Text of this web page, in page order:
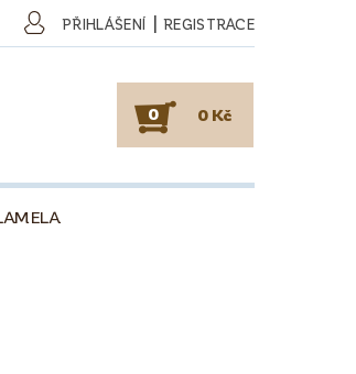
PŘIHLÁŠENÍ | REGISTRACE
0 0 Kč